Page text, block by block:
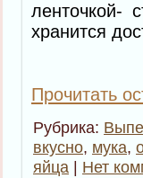
ленточкой-
хранится
Прочитать
Рубрика:
вкусно, мука,
яйца | Нет